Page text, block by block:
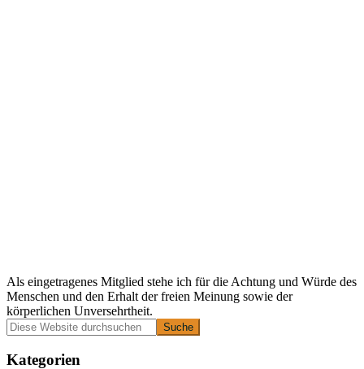
Als eingetragenes Mitglied stehe ich für die Achtung und Würde des
Menschen und den Erhalt der freien Meinung sowie der
körperlichen Unversehrtheit.
Primäre
Seitenleiste
Diese
Website
durchsuchen
Kategorien